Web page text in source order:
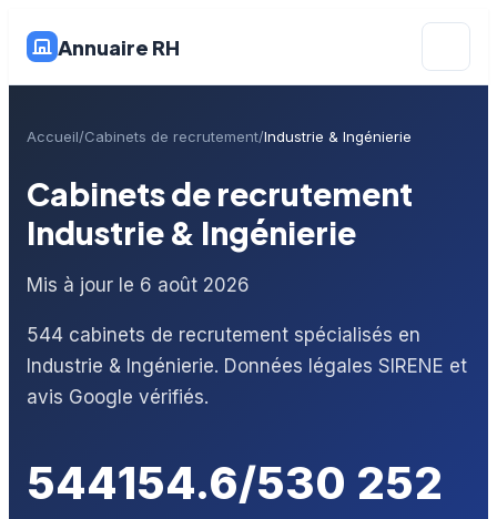
Annuaire RH
Accueil Cabinets de recrutement Industrie & Ingénierie
Cabinets de recrutement
Industrie & Ingénierie
Mis à jour le 6 août 2026
544 cabinets de recrutement spécialisés en
Industrie & Ingénierie. Données légales SIRENE et
avis Google vérifiés.
544154.6/530 252